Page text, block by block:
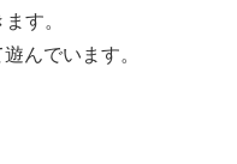
す。
んでいます。